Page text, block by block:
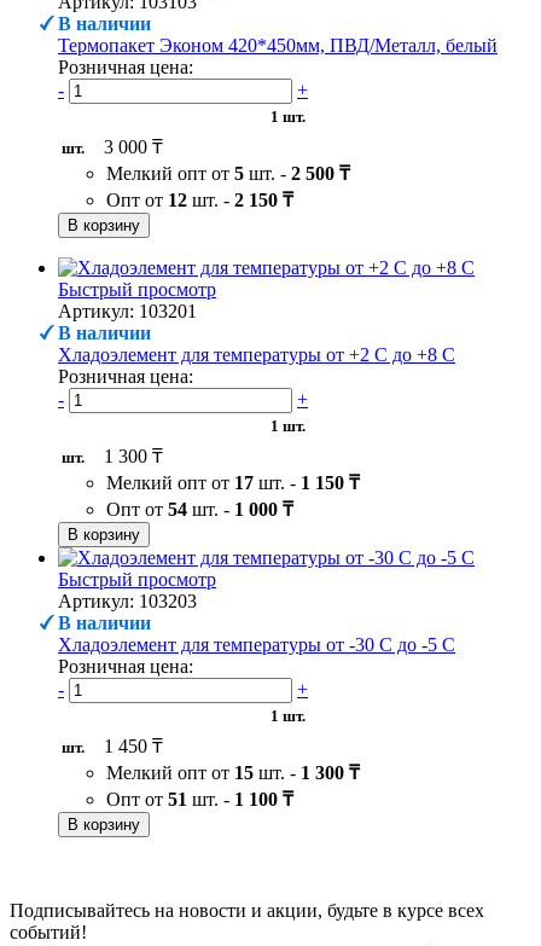
В наличии
Термопакет Эконом 420*450мм, ПВД/Металл, белый
Розничная цена:
-
+
1 шт.
шт.
3 000 ₸
Мелкий опт от 5 шт. - 2 500 ₸
Опт от 12 шт. - 2 150 ₸
В корзину
Быстрый просмотр
Артикул: 103201
В наличии
Хладоэлемент для температуры от +2 С до +8 С
Розничная цена:
-
+
1 шт.
шт.
1 300 ₸
Мелкий опт от 17 шт. - 1 150 ₸
Опт от 54 шт. - 1 000 ₸
В корзину
Быстрый просмотр
Артикул: 103203
В наличии
Хладоэлемент для температуры от -30 С до -5 С
Розничная цена:
-
+
1 шт.
шт.
1 450 ₸
Мелкий опт от 15 шт. - 1 300 ₸
Опт от 51 шт. - 1 100 ₸
В корзину
Подписывайтесь на новости и акции, будьте в курсе всех
событий!